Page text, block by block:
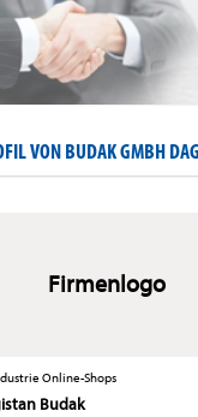
VON BUDAK GMBH
Firmenlogo
Online-Shops
Budak